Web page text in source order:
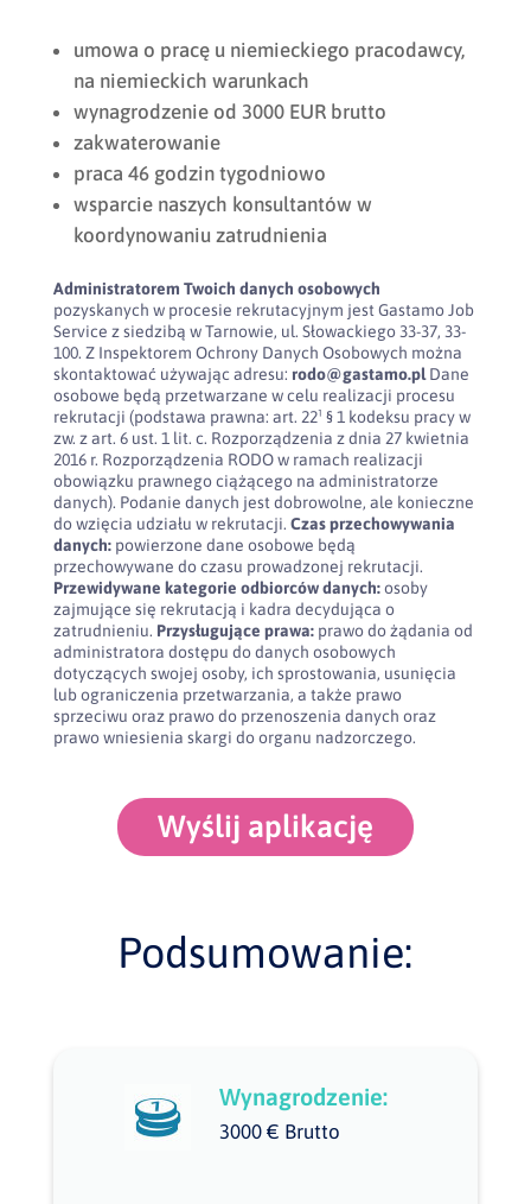
umowa o pracę u niemieckiego pracodawcy,
na niemieckich warunkach
wynagrodzenie od 3000 EUR brutto
zakwaterowanie
praca 46 godzin tygodniowo
wsparcie naszych konsultantów w
koordynowaniu zatrudnienia
Administratorem Twoich danych osobowych
pozyskanych w procesie rekrutacyjnym jest Gastamo Job
Service z siedzibą w Tarnowie, ul. Słowackiego 33-37, 33-
100. Z Inspektorem Ochrony Danych Osobowych można
skontaktować używając adresu: rodo@gastamo.plDane
osobowe będą przetwarzane w celu realizacji procesu
rekrutacji (podstawa prawna: art. 22¹ § 1 kodeksu pracy w
zw. z art. 6 ust. 1 lit. c. Rozporządzenia z dnia 27 kwietnia
2016 r. Rozporządzenia RODO w ramach realizacji
obowiązku prawnego ciążącego na administratorze
danych). Podanie danych jest dobrowolne, ale konieczne
do wzięcia udziału w rekrutacji. Czas przechowywania
danych:powierzone dane osobowe będą
przechowywane do czasu prowadzonej rekrutacji.
Przewidywane kategorie odbiorców danych:osoby
zajmujące się rekrutacją i kadra decydująca o
zatrudnieniu. Przysługujące prawa:prawo do żądania od
administratora dostępu do danych osobowych
dotyczących swojej osoby, ich sprostowania, usunięcia
lub ograniczenia przetwarzania, a także prawo
sprzeciwu oraz prawo do przenoszenia danych oraz
prawo wniesienia skargi do organu nadzorczego.
Wyślij aplikację
Podsumowanie:
Wynagrodzenie:
3000 € Brutto